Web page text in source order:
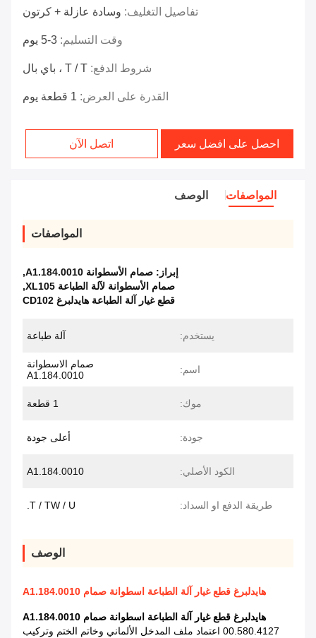
تفاصيل التغليف: وسادة عازلة + كرتون
وقت التسليم: 3-5 يوم
شروط الدفع: T / T ، باي بال
القدرة على العرض: 1 قطعة يوم
احصل على افضل سعر اتصل الآن
المواصفات الوصف
المواصفات
إبراز: صمام الأسطوانة A1.184.0010
,
صمام الأسطوانة لآلة الطباعة XL105
,
قطع غيار آلة الطباعة هايدلبرغ CD102
يستخدم: آلة طباعة
اسم:
صمام الاسطوانة
A1.184.0010
موك: 1 قطعة
جودة: أعلى جودة
الكود الأصلي: A1.184.0010
طريقة الدفع او السداد: T / TW / U.
الوصف
هايدلبرغ قطع غيار آلة الطباعة اسطوانة صمام A1.184.0010
هايدلبرغ قطع غيار آلة الطباعة اسطوانة صمام A1.184.0010
00.580.4127 اعتماد ملف المدخل الألماني وخاتم الختم وتركيب